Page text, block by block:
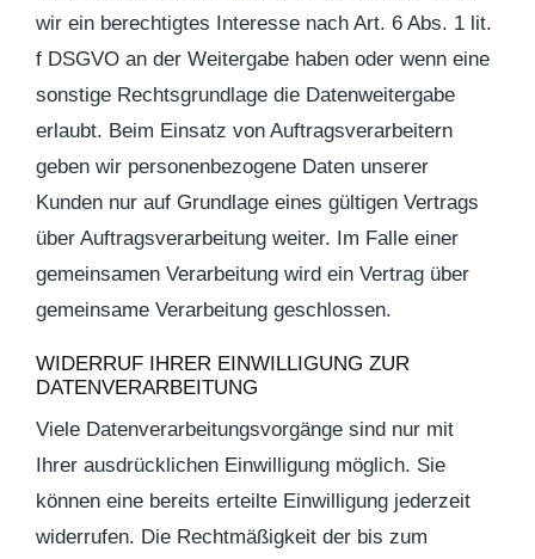
wir ein berechtigtes Interesse nach Art. 6 Abs. 1 lit.
f DSGVO an der Weitergabe haben oder wenn eine
sonstige Rechtsgrundlage die Datenweitergabe
erlaubt. Beim Einsatz von Auftragsverarbeitern
geben wir personenbezogene Daten unserer
Kunden nur auf Grundlage eines gültigen Vertrags
über Auftragsverarbeitung weiter. Im Falle einer
gemeinsamen Verarbeitung wird ein Vertrag über
gemeinsame Verarbeitung geschlossen.
WIDERRUF IHRER EINWILLIGUNG ZUR
DATENVERARBEITUNG
Viele Datenverarbeitungsvorgänge sind nur mit
Ihrer ausdrücklichen Einwilligung möglich. Sie
können eine bereits erteilte Einwilligung jederzeit
widerrufen. Die Rechtmäßigkeit der bis zum